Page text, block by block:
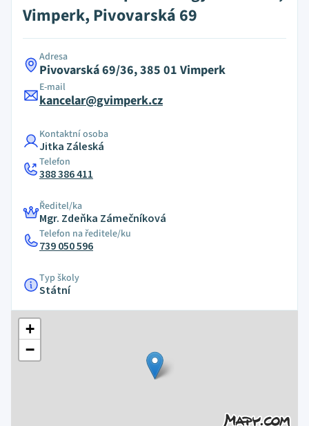
Vimperk, Pivovarská 69
Adresa
Pivovarská 69/36, 385 01 Vimperk
E-mail
kancelar@gvimperk.cz
Kontaktní osoba
Jitka Záleská
Telefon
388 386 411
Ředitel/ka
Mgr. Zdeňka Zámečníková
Telefon na ředitele/ku
739 050 596
Typ školy
Státní
+
−